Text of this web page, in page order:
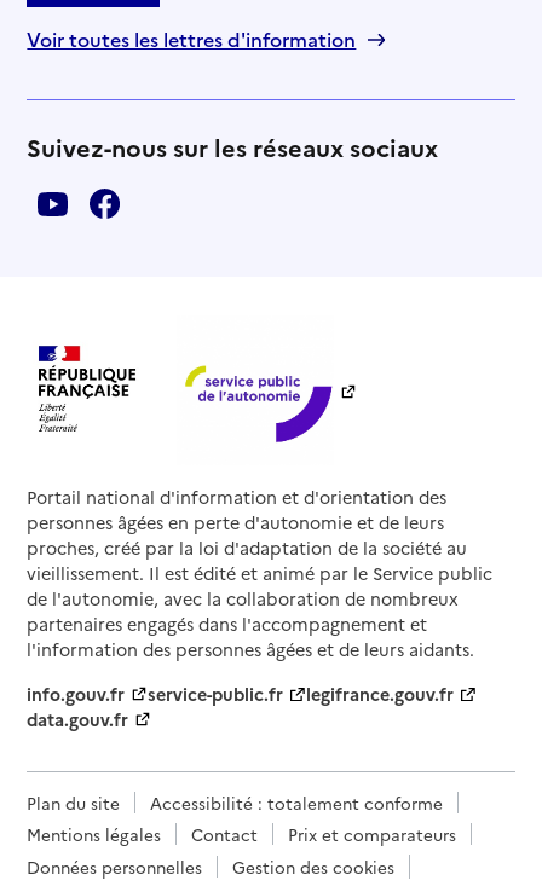
Voir toutes les lettres d'information
Suivez-nous sur les réseaux sociaux
Portail national d'information et d'orientation des
personnes âgées en perte d'autonomie et de leurs
proches, créé par la loi d'adaptation de la société au
vieillissement. Il est édité et animé par le Service public
de l'autonomie, avec la collaboration de nombreux
partenaires engagés dans l'accompagnement et
l'information des personnes âgées et de leurs aidants.
info.gouv.fr
service-public.fr
legifrance.gouv.fr
data.gouv.fr
Plan du site
Accessibilité : totalement conforme
Mentions légales
Contact
Prix et comparateurs
Données personnelles
Gestion des cookies